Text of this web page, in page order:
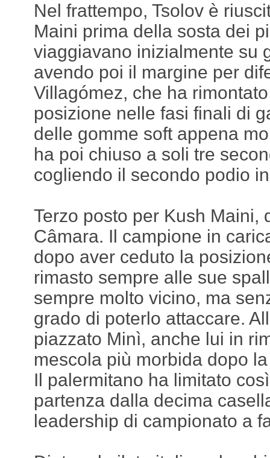
Nel frattempo, Tsolov è
Maini prima della sosta dei
viaggiavano inizialmente su
avendo poi il margine per
Villagómez, che ha
posizione nelle fasi finali di
delle gomme soft appena
ha poi chiuso a soli tre
cogliendo il secondo podio
Terzo posto per Kush Maini,
Câmara. Il campione in
dopo aver ceduto la
rimasto sempre alle sue
sempre molto vicino, ma
grado di poterlo attaccare.
piazzato Minì, anche lui in
mescola più morbida dopo
Il palermitano ha limitato
partenza dalla decima
leadership di campionato a